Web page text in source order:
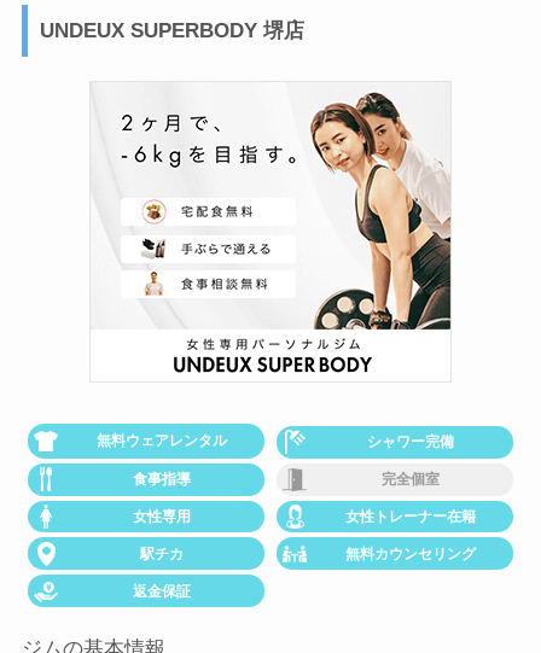
UNDEUX SUPERBODY 堺店
無料ウェアレンタル シャワー完備
食事指導 完全個室
女性専用 女性トレーナー在籍
駅チカ 無料カウンセリング
返金保証